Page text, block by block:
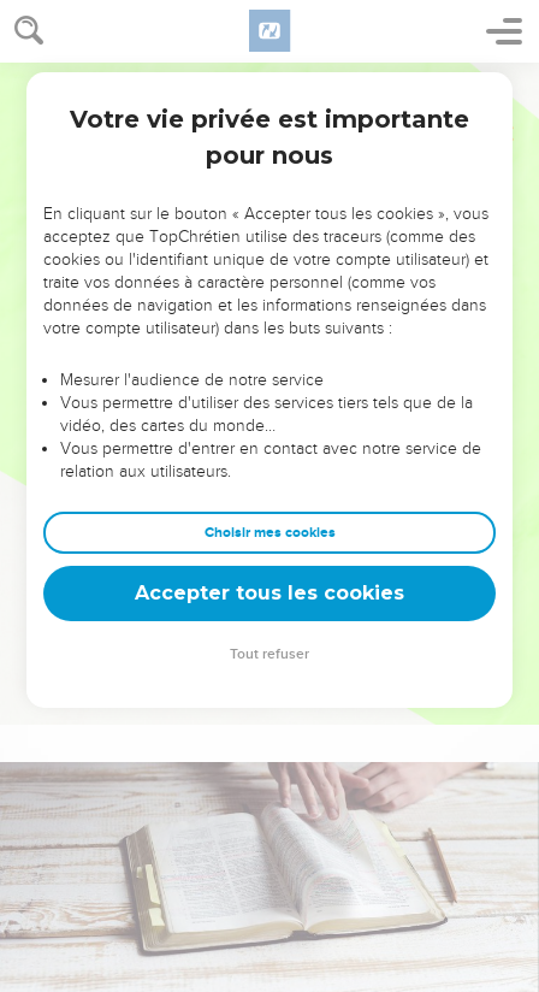
NE MANQUEZ PAS L’ÉVÉNEMENT
DE L’ANNÉE !
ET SI LEURS ERREURS POUVAIENT VOUS ÉVITER LES
VOTRES ?
leur foi ou leur vision. Mais on voit moins les doutes, les erreurs
et les saisons difficiles qu'ils ont traversés, alors même que ce
sont elles qui les ont façonnés.
Dans cette conférence, leaders, entrepreneurs, et responsables
clés pour avancer avec plus de sagesse afin que leurs erreurs
deviennent vos tremplins. Que vous guidiez un ministère, une
équipe, un groupe ou une famille, leur expérience est faite
Votre vie privée est importante
pour nous
En cliquant sur le bouton « Accepter tous les cookies », vous
acceptez que TopChrétien utilise des traceurs (comme des
cookies ou l'identifiant unique de votre compte utilisateur) et
traite vos données à caractère personnel (comme vos
données de navigation et les informations renseignées dans
votre compte utilisateur) dans les buts suivants :
Mesurer l'audience de notre service
Vous permettre d'utiliser des services tiers tels que de la
vidéo, des cartes du monde…
Vous permettre d'entrer en contact avec notre service de
relation aux utilisateurs.
Choisir mes cookies
Accepter tous les cookies
Tout refuser